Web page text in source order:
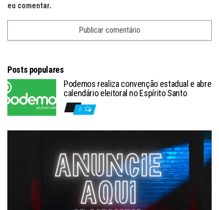
eu comentar.
Posts populares
Podemos realiza convenção estadual e abre
calendário eleitoral no Espírito Santo
0